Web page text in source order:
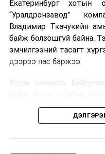
Екатеринбург хотын
“Уралдронзавод”
Владимир Ткачукийн
байж болзошгүй байна.
эмчилгээний тасагт
дээрээ нас баржээ.
Хууль сахиулах
шалгах байгууллага
хүний амь насанд
мэдээлжээ.